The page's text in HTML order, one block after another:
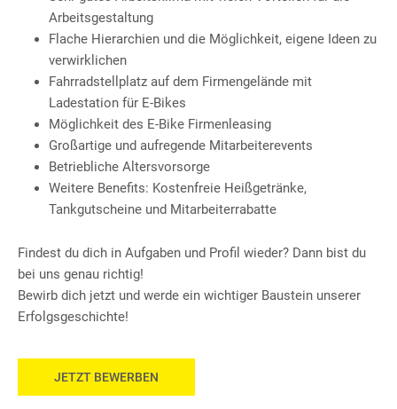
Arbeitsgestaltung
Flache Hierarchien und die Möglichkeit, eigene Ideen zu
verwirklichen
Fahrradstellplatz auf dem Firmengelände mit
Ladestation für E-Bikes
Möglichkeit des E-Bike Firmenleasing
Großartige und aufregende Mitarbeiterevents
Betriebliche Altersvorsorge
Weitere Benefits: Kostenfreie Heißgetränke,
Tankgutscheine und Mitarbeiterrabatte
Findest du dich in Aufgaben und Profil wieder? Dann bist du
bei uns genau richtig!
Bewirb dich jetzt und werde ein wichtiger Baustein unserer
Erfolgsgeschichte!
JETZT BEWERBEN